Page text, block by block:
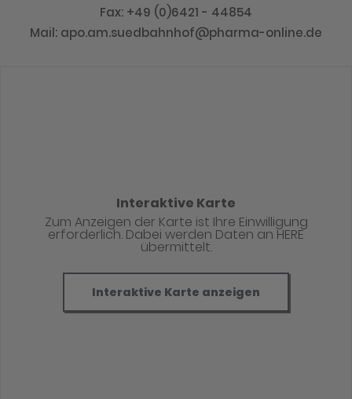
Fax: +49 (0)6421 - 44854
Mail: apo.am.suedbahnhof@pharma-online.de
Interaktive Karte
Zum Anzeigen der Karte ist Ihre Einwilligung
erforderlich. Dabei werden Daten an HERE
übermittelt.
Interaktive Karte anzeigen